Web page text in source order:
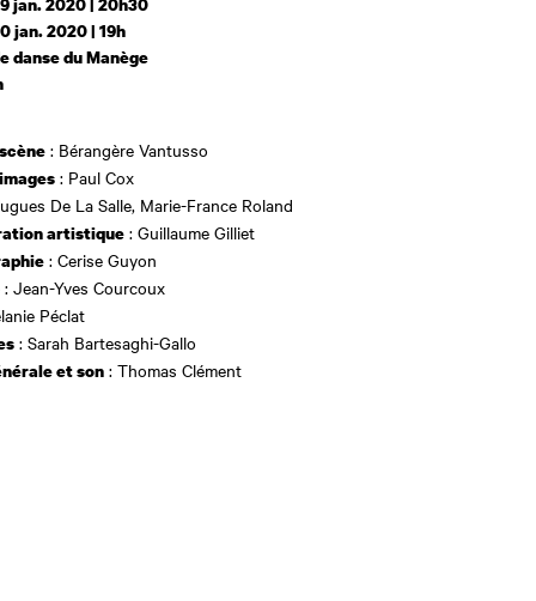
jan. 2020 | 19h
danse du Manège
: Bérangère Vantusso
: Paul Cox
De La Salle, Marie-France Roland
artistique : Guillaume Gilliet
: Cerise Guyon
: Jean-Yves Courcoux
Péclat
: Sarah Bartesaghi-Gallo
et son : Thomas Clément